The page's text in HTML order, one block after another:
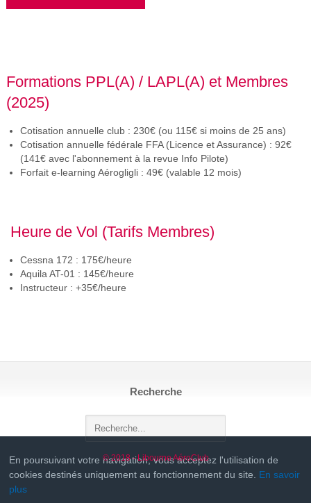
Formations PPL(A) / LAPL(A) et Membres
(2025)
Cotisation annuelle club : 230€ (ou 115€ si moins de 25 ans)
Cotisation annuelle fédérale FFA (Licence et Assurance) : 92€
(141€ avec l'abonnement à la revue Info Pilote)
Forfait e-learning Aérogligli : 49€ (valable 12 mois)
Heure de Vol (Tarifs Membres)
Cessna 172 : 175€/heure
Aquila AT-01 : 145€/heure
Instructeur : +35€/heure
En poursuivant votre navigation, vous acceptez l'utilisation de
cookies destinés uniquement au fonctionnement du site. En savoir
plus
Recherche
© 2018 - Libourne AéroClub